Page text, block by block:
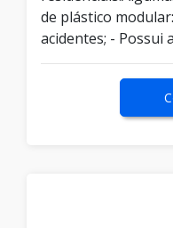
de plástico
acidentes; - Possui